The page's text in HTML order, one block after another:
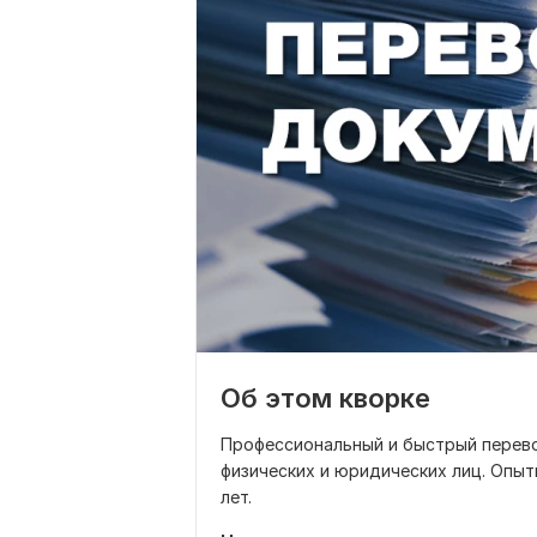
Об этом кворке
Профессиональный и быстрый
физических и юридических лиц.
лет.